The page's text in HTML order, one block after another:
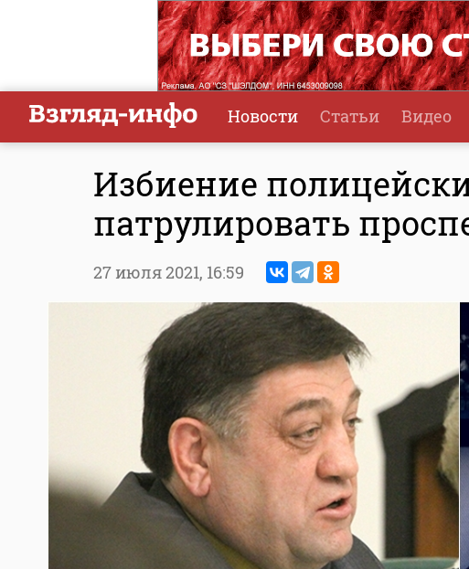
Новости Статьи Видео
Избиение
патрулировать
27 июля 2021, 16:59